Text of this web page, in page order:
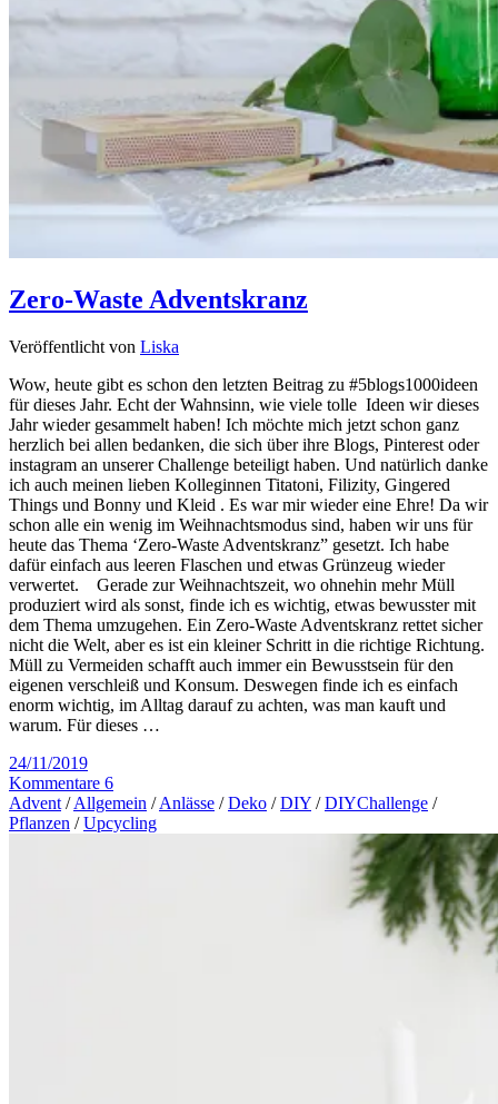
Zero-Waste Adventskranz
Veröffentlicht von Liska
Wow, heute gibt es schon den letzten Beitrag zu #5blogs1000ideen
für dieses Jahr. Echt der Wahnsinn, wie viele tolle Ideen wir dieses
Jahr wieder gesammelt haben! Ich möchte mich jetzt schon ganz
herzlich bei allen bedanken, die sich über ihre Blogs, Pinterest oder
instagram an unserer Challenge beteiligt haben. Und natürlich danke
ich auch meinen lieben Kolleginnen Titatoni, Filizity, Gingered
Things und Bonny und Kleid . Es war mir wieder eine Ehre! Da wir
schon alle ein wenig im Weihnachtsmodus sind, haben wir uns für
heute das Thema ‘Zero-Waste Adventskranz” gesetzt. Ich habe
dafür einfach aus leeren Flaschen und etwas Grünzeug wieder
verwertet. Gerade zur Weihnachtszeit, wo ohnehin mehr Müll
produziert wird als sonst, finde ich es wichtig, etwas bewusster mit
dem Thema umzugehen. Ein Zero-Waste Adventskranz rettet sicher
nicht die Welt, aber es ist ein kleiner Schritt in die richtige Richtung.
Müll zu Vermeiden schafft auch immer ein Bewusstsein für den
eigenen verschleiß und Konsum. Deswegen finde ich es einfach
enorm wichtig, im Alltag darauf zu achten, was man kauft und
warum. Für dieses …
24/11/2019
Kommentare 6
Advent /Allgemein /Anlässe /Deko /DIY /DIYChallenge /
Pflanzen /Upcycling